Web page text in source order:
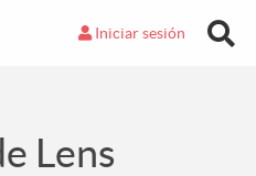
Iniciar sesión
Lens